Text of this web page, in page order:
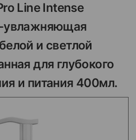
Line Intense
увлажняющая
и светлой
для глубокого
и питания 400мл.